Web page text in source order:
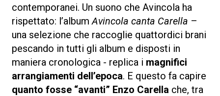
contemporanei. Un suono che Avincola ha
rispettato: l’album Avincola canta Carella –
una selezione che raccoglie quattordici brani
pescando in tutti gli album e disposti in
maniera cronologica - replica i magnifici
arrangiamenti dell’epoca. E questo fa capire
quanto fosse “avanti” Enzo Carella che, tra